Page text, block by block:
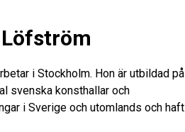
i Stockholm. Hon är utbildad på
svenska konsthallar och
i Sverige och utomlands och haft